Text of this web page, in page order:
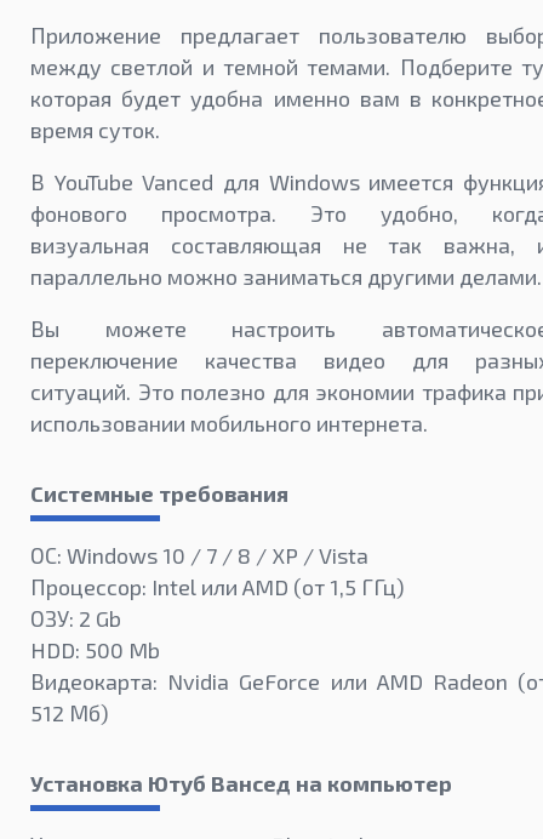
Приложение предлагает пользователю
между светлой и темной темами. Подберите
которая будет удобна именно вам в
время суток.
В YouTube Vanced для Windows имеется
фонового просмотра. Это удобно,
визуальная составляющая не так важна,
параллельно можно заниматься другими делами.
Вы можете настроить
переключение качества видео для
ситуаций. Это полезно для экономии трафика
использовании мобильного интернета.
Системные требования
ОС: Windows 10 / 7 / 8 / XP / Vista
Процессор: Intel или AMD (от 1,5 ГГц)
ОЗУ: 2 Gb
HDD: 500 Mb
Видеокарта: Nvidia GeForce или AMD Radeon
512 Мб)
Установка Ютуб Вансед на компьютер